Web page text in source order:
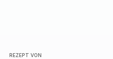
REZEPT VON